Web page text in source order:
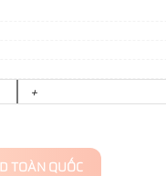
+
TOÀN QUỐC